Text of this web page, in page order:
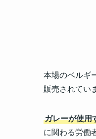
本場のベルギ
販売されてい
ガレーが使用
に関わる労働